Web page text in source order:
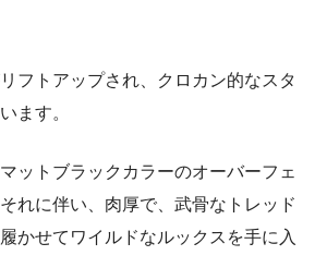
フトアップされ、クロカン的なスタ
ます。
ットブラックカラーのオーバーフェ
れに伴い、肉厚で、武骨なトレッド
かせてワイルドなルックスを手に入